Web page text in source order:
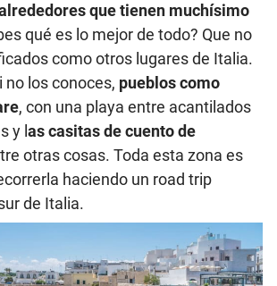
que tienen muchísimo
qué es lo mejor de todo? Que no
como otros lugares de Italia.
los conoces, pueblos como
, con una playa entre acantilados
y l as casitas de cuento de
otras cosas. Toda esta zona es
haciendo un road trip
de Italia.